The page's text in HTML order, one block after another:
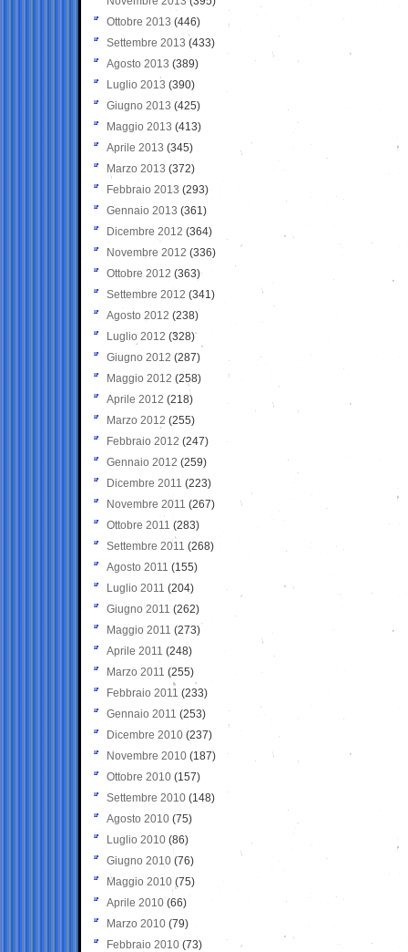
Ottobre 2013 (446)
Settembre 2013 (433)
Agosto 2013 (389)
Luglio 2013 (390)
Giugno 2013 (425)
Maggio 2013 (413)
Aprile 2013 (345)
Marzo 2013 (372)
Febbraio 2013 (293)
Gennaio 2013 (361)
Dicembre 2012 (364)
Novembre 2012 (336)
Ottobre 2012 (363)
Settembre 2012 (341)
Agosto 2012 (238)
Luglio 2012 (328)
Giugno 2012 (287)
Maggio 2012 (258)
Aprile 2012 (218)
Marzo 2012 (255)
Febbraio 2012 (247)
Gennaio 2012 (259)
Dicembre 2011 (223)
Novembre 2011 (267)
Ottobre 2011 (283)
Settembre 2011 (268)
Agosto 2011 (155)
Luglio 2011 (204)
Giugno 2011 (262)
Maggio 2011 (273)
Aprile 2011 (248)
Marzo 2011 (255)
Febbraio 2011 (233)
Gennaio 2011 (253)
Dicembre 2010 (237)
Novembre 2010 (187)
Ottobre 2010 (157)
Settembre 2010 (148)
Agosto 2010 (75)
Luglio 2010 (86)
Giugno 2010 (76)
Maggio 2010 (75)
Aprile 2010 (66)
Marzo 2010 (79)
Febbraio 2010 (73)